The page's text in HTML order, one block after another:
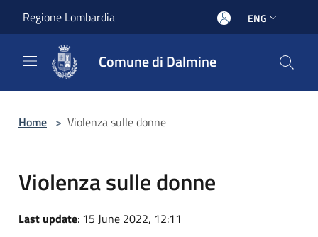
Regione Lombardia ENG
Comune di Dalmine
Home > Violenza sulle donne
Violenza sulle donne
Last update: 15 June 2022, 12:11